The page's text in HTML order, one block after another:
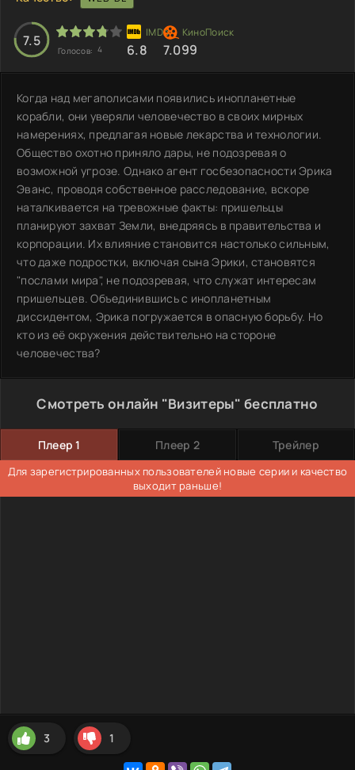
7.5
Голосов: 4 6.8 7.099
Когда над мегаполисами появились инопланетные
корабли, они уверяли человечество в своих мирных
намерениях, предлагая новые лекарства и технологии.
Общество охотно приняло дары, не подозревая о
возможной угрозе. Однако агент госбезопасности Эрика
Эванс, проводя собственное расследование, вскоре
наталкивается на тревожные факты: пришельцы
планируют захват Земли, внедряясь в правительства и
корпорации. Их влияние становится настолько сильным,
что даже подростки, включая сына Эрики, становятся
"послами мира", не подозревая, что служат интересам
пришельцев. Объединившись с инопланетным
диссидентом, Эрика погружается в опасную борьбу. Но
кто из её окружения действительно на стороне
человечества?
Смотреть онлайн "Визитеры" бесплатно
Плеер 1 Плеер 2 Трейлер
Для зарегистрированных пользователей новые серии и качество
выходит раньше!
3 1